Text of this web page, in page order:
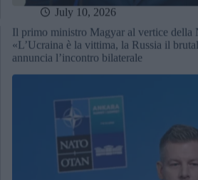
July 10, 2026
Il primo ministro Magyar al vertice della
«L’Ucraina è la vittima, la Russia il
annuncia l’incontro bilaterale